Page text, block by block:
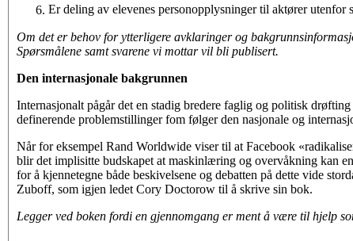
Er deling av elevenes personopplysninger til aktører
Om det er behov for ytterligere avklaringer og
Spørsmålene samt svarene vi mottar vil bli publisert.
Den internasjonale bakgrunnen
Internasjonalt pågår det en stadig bredere faglig og politisk
definerende problem­stillinger fom følger den nasjonale og
Når for eksempel Rand Worldwide viser til at Facebook
blir det implisitte bud­skapet at maskinlæring og overvåkning kan
for å kjennetegne både beskivelsene og debatten på dette vide
Zuboff, som igjen ledet Cory Doctorow til å skrive sin bok.
Legger ved boken fordi en gjennomgang er ment å være til hjelp